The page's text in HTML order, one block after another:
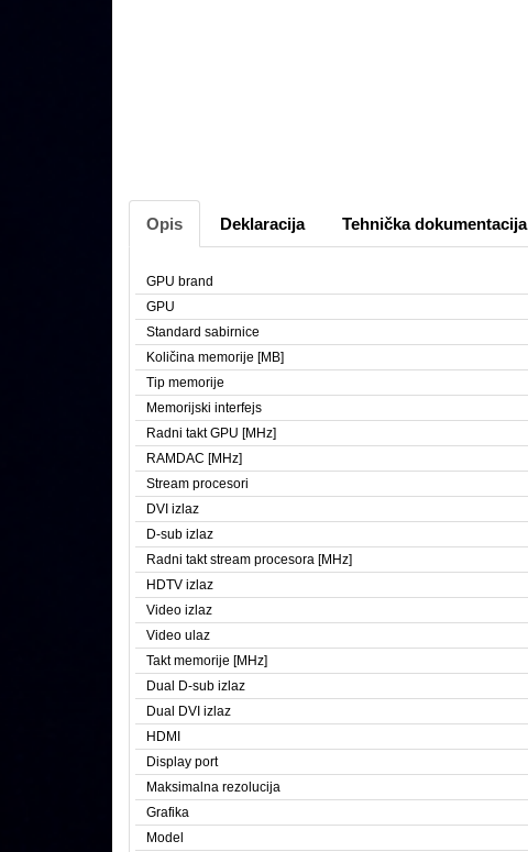
Opis Deklaracija Tehnička dokumentacija
GPU brand
GPU
Standard sabirnice
Količina memorije [MB]
Tip memorije
Memorijski interfejs
Radni takt GPU [MHz]
RAMDAC [MHz]
Stream procesori
DVI izlaz
D-sub izlaz
Radni takt stream procesora [MHz]
HDTV izlaz
Video izlaz
Video ulaz
Takt memorije [MHz]
Dual D-sub izlaz
Dual DVI izlaz
HDMI
Display port
Maksimalna rezolucija
Grafika
Model